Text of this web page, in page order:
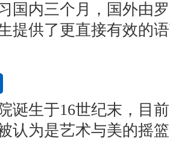
国内三个月，国外由
提供了更直接有效的
诞生于16世纪末，目
认为是艺术与美的摇